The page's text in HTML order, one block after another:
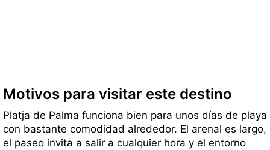
Motivos para visitar este destino
Platja de Palma funciona bien para unos días de playa
con bastante comodidad alrededor. El arenal es largo,
el paseo invita a salir a cualquier hora y el entorno